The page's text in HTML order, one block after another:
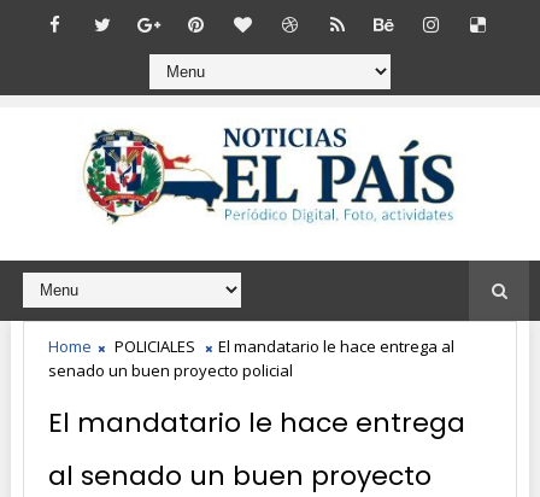
Home POLICIALES
El mandatario le hace entrega al
senado un buen proyecto policial
El mandatario le hace entrega
al senado un buen proyecto